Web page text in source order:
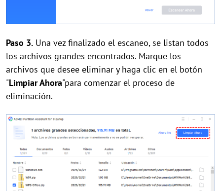
Paso 3. Una vez finalizado el escaneo, se listan todos
los archivos grandes encontrados. Marque los
archivos que desee eliminar y haga clic en el botón
"Limpiar Ahora"para comenzar el proceso de
eliminación.